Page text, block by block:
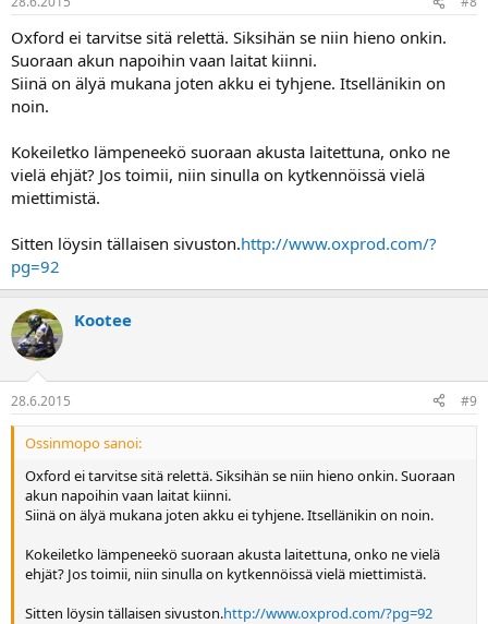
Oxford ei tarvitse sitä relettä. Siksihän se niin hieno onkin.
Suoraan akun napoihin vaan laitat kiinni.
Siinä on älyä mukana joten akku ei tyhjene. Itsellänikin on
noin.
Kokeiletko lämpeneekö suoraan akusta laitettuna, onko ne
vielä ehjät? Jos toimii, niin sinulla on kytkennöissä vielä
miettimistä.
Sitten löysin tällaisen sivuston.http://www.oxprod.com/?
pg=92
Kootee
28.6.2015 #9
Ossinmopo sanoi:
Oxford ei tarvitse sitä relettä. Siksihän se niin hieno onkin. Suoraan
akun napoihin vaan laitat kiinni.
Siinä on älyä mukana joten akku ei tyhjene. Itsellänikin on noin.
Kokeiletko lämpeneekö suoraan akusta laitettuna, onko ne vielä
ehjät? Jos toimii, niin sinulla on kytkennöissä vielä miettimistä.
Sitten löysin tällaisen sivuston.http://www.oxprod.com/?pg=92